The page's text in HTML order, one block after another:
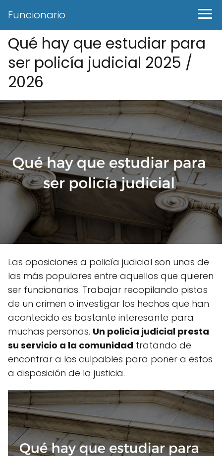
Funcionario
Qué hay que estudiar para
ser policía judicial 2025 /
2026
Las oposiciones a policía judicial son unas de
las más populares entre aquellos que quieren
ser funcionarios. Trabajar recopilando pistas
de un crimen o investigar los hechos que han
acontecido es bastante interesante para
muchas personas. Un policía judicial presta
su servicio a la comunidad tratando de
encontrar a los culpables para poner a estos
a disposición de la justicia.